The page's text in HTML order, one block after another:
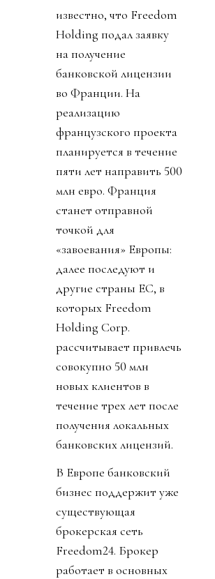
известно, что Freedom
Holding подал заявку
на получение
банковской лицензии
во Франции. На
реализацию
французского проекта
планируется в течение
пяти лет направить 500
млн евро. Франция
станет отправной
точкой для
«завоевания» Европы:
далее последуют и
другие страны ЕС, в
которых Freedom
Holding Corp.
рассчитывает привлечь
совокупно 50 млн
новых клиентов в
течение трех лет после
получения локальных
банковских лицензий.
В Европе банковский
бизнес поддержит уже
существующая
брокерская сеть
Freedom24. Брокер
работает в основных